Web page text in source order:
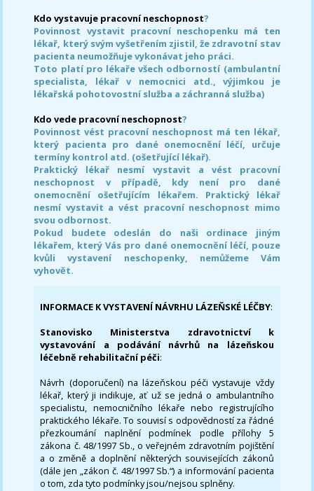
Kdo vystavuje pracovní neschopnost?
Povinnost vystavit pracovní neschopenku má ten
lékař, který svým vyšetřením zjistil, že zdravotní stav
pacienta neumožňuje vykonávat jeho práci.
Toto platí pro lékaře všech odborností (ambulantní
specialista, lékař v nemocnici atd., výjimkou je
lékařská pohotovostní služba a záchranná služba)
Kdo vede pracovní neschopnost?
Povinnost vést pracovní neschopnost má ten lékař,
který pacienta pro dané onemocnění léčí, určuje
termíny kontrol atd. (ošetřující lékař).
Praktický lékař nesmí vystavit a vést pracovní
neschopnost v případě, kdy není pro dané
onemocnění ošetřujícím lékařem. Praktický lékař
nesmí vystavit a vést pracovní neschopnost mimo
svou odbornost.
Pokud budete odeslán do naši ordinace jiným
lékařem, který Vás pro dané onemocnění léčí, pouze
kvůli vystavení neschopenky, nemůžeme Vám
vyhovět.
INFORMACE K VYSTAVENÍ NÁVRHU LÁZEŇSKÉ LÉČBY:
Stanovisko Ministerstva zdravotnictví k
vystavování a podávání návrhů na lázeňskou
léčebně rehabilitační péči:
Návrh (doporučení) na lázeňskou péči vystavuje vždy
lékař, který ji indikuje, ať už se jedná o ambulantního
specialistu, nemocničního lékaře nebo registrujícího
praktického lékaře. To souvisí s odpovědností za řádné
přezkoumání naplnění podmínek podle přílohy 5
zákona č. 48/1997 Sb., o veřejném zdravotním pojištění
a o změně a doplnění některých souvisejících zákonů
(dále jen „zákon č. 48/1997 Sb.“) a informování pacienta
o tom, zda tyto podmínky jsou/nejsou splněny.